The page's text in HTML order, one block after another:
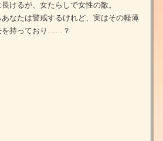
けるが、女たらしで女性の敵。
なたは警戒するけれど、実はその軽薄
を持っており……？